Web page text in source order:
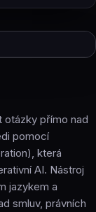
otázky přímo nad
pomocí
která
AI. Nástroj
jazykem a
smluv, právních